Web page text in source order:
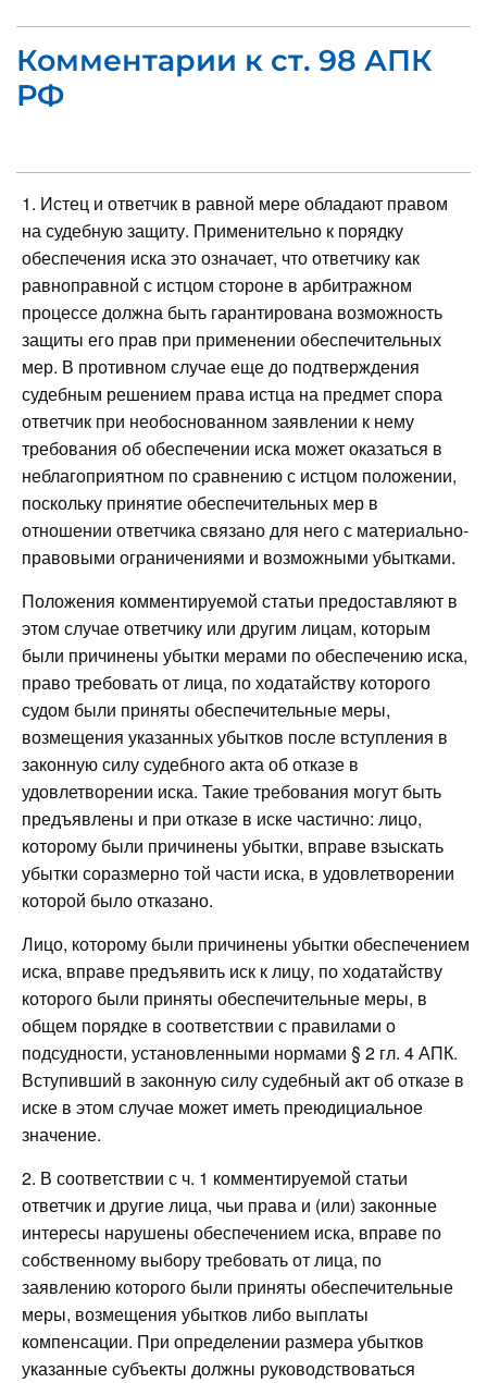
Комментарии к ст. 98 АПК
РФ
1. Истец и ответчик в равной мере обладают правом
на судебную защиту. Применительно к порядку
обеспечения иска это означает, что ответчику как
равноправной с истцом стороне в арбитражном
процессе должна быть гарантирована возможность
защиты его прав при применении обеспечительных
мер. В противном случае еще до подтверждения
судебным решением права истца на предмет спора
ответчик при необоснованном заявлении к нему
требования об обеспечении иска может оказаться в
неблагоприятном по сравнению с истцом положении,
поскольку принятие обеспечительных мер в
отношении ответчика связано для него с материально-
правовыми ограничениями и возможными убытками.
Положения комментируемой статьи предоставляют в
этом случае ответчику или другим лицам, которым
были причинены убытки мерами по обеспечению иска,
право требовать от лица, по ходатайству которого
судом были приняты обеспечительные меры,
возмещения указанных убытков после вступления в
законную силу судебного акта об отказе в
удовлетворении иска. Такие требования могут быть
предъявлены и при отказе в иске частично: лицо,
которому были причинены убытки, вправе взыскать
убытки соразмерно той части иска, в удовлетворении
которой было отказано.
Лицо, которому были причинены убытки обеспечением
иска, вправе предъявить иск к лицу, по ходатайству
которого были приняты обеспечительные меры, в
общем порядке в соответствии с правилами о
подсудности, установленными нормами § 2 гл. 4 АПК.
Вступивший в законную силу судебный акт об отказе в
иске в этом случае может иметь преюдициальное
значение.
2. В соответствии с ч. 1 комментируемой статьи
ответчик и другие лица, чьи права и (или) законные
интересы нарушены обеспечением иска, вправе по
собственному выбору требовать от лица, по
заявлению которого были приняты обеспечительные
меры, возмещения убытков либо выплаты
компенсации. При определении размера убытков
указанные субъекты должны руководствоваться